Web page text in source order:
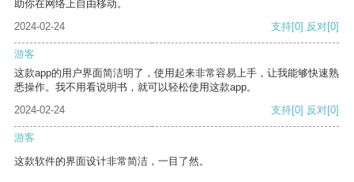
助你在网络上自由移动。
2024-02-24
支持[0] 反对[0]
游客
这款app的用户界面简洁明了，使用起来非常容易上手，让我能够快速熟
悉操作。我不用看说明书，就可以轻松使用这款app。
2024-02-24
支持[0] 反对[0]
游客
这款软件的界面设计非常简洁，一目了然。